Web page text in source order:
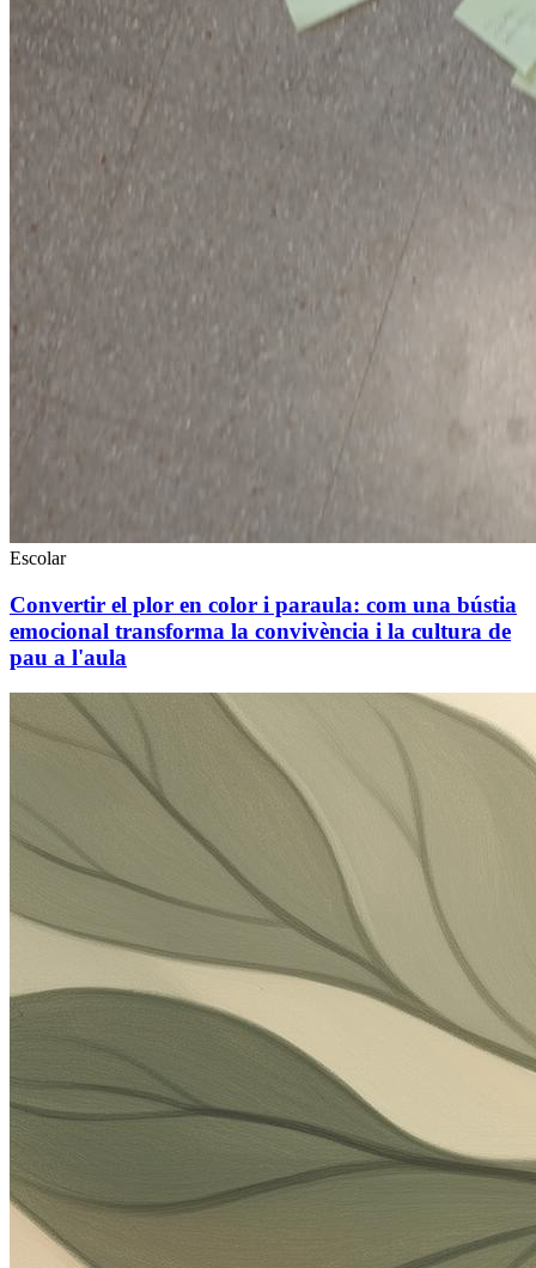
Escolar
Convertir el plor en color i paraula: com una bústia
emocional transforma la convivència i la cultura de
pau a l'aula